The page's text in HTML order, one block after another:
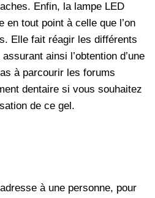
Enfin, la lampe LED
en tout point à celle que l’on
Elle fait réagir les différents
ainsi l’obtention d’une
à parcourir les forums
dentaire si vous souhaitez
de ce gel.
à une personne, pour